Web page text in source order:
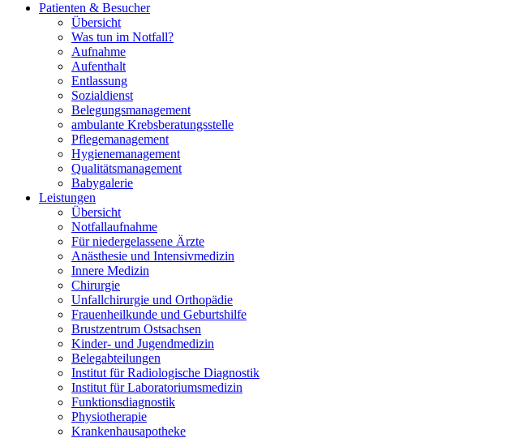
Patienten & Besucher
Übersicht
Was tun im Notfall?
Aufnahme
Aufenthalt
Entlassung
Sozialdienst
Belegungsmanagement
ambulante Krebsberatungsstelle
Pflegemanagement
Hygienemanagement
Qualitätsmanagement
Babygalerie
Leistungen
Übersicht
Notfallaufnahme
Für niedergelassene Ärzte
Anästhesie und Intensivmedizin
Innere Medizin
Chirurgie
Unfallchirurgie und Orthopädie
Frauenheilkunde und Geburtshilfe
Brustzentrum Ostsachsen
Kinder- und Jugendmedizin
Belegabteilungen
Institut für Radiologische Diagnostik
Institut für Laboratoriumsmedizin
Funktionsdiagnostik
Physiotherapie
Krankenhausapotheke